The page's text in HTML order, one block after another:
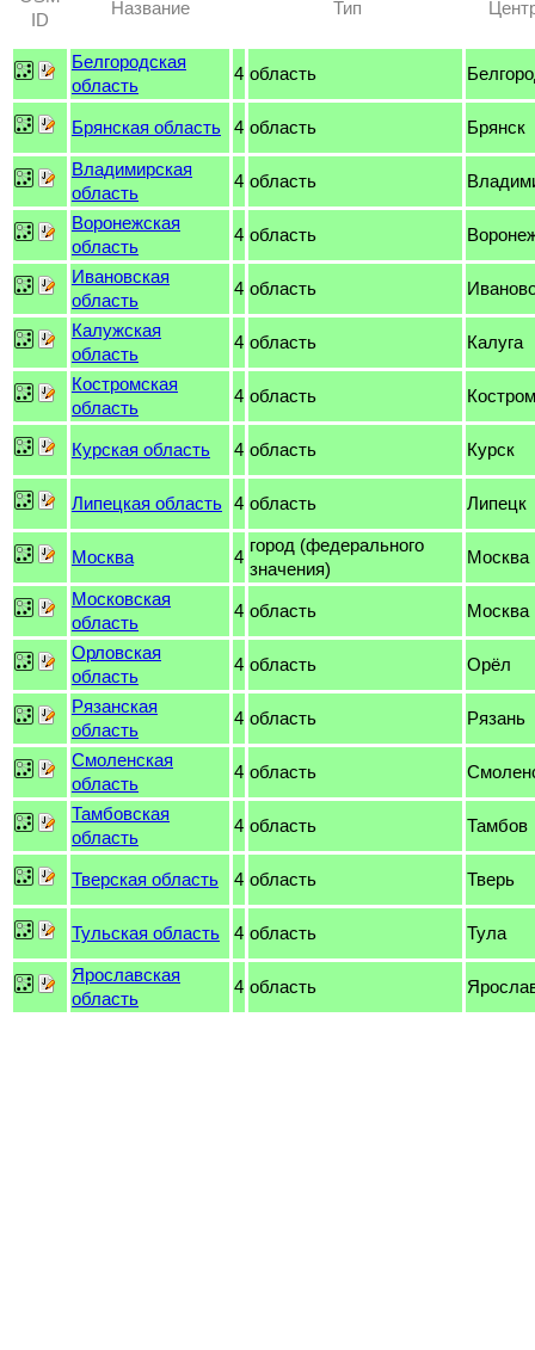
ID
Название Тип
Белгородская
область
4 область
Брянская область 4 область Брянск
Владимирская
область
4 область
Воронежская
область
4 область
Ивановская
область
4 область
Калужская
область
4 область Калуга
Костромская
область
4 область
Курская область 4 область Курск
Липецкая область 4 область Липецк
Москва 4
город (федерального
значения)
Москва
Московская
область
4 область Москва
Орловская
область
4 область Орёл
Рязанская
область
4 область Рязань
Смоленская
область
4 область
Тамбовская
область
4 область Тамбов
Тверская область 4 область Тверь
Тульская область 4 область Тула
Ярославская
область
4 область